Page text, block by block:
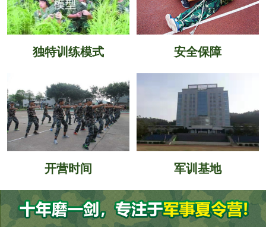
独特训练模式 安全保障
开营时间 军训基地